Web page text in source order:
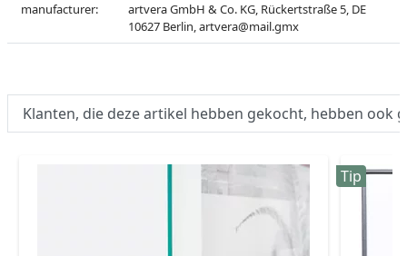
manufacturer:
artvera GmbH & Co. KG, Rückertstraße 5, DE
10627 Berlin,artvera@mail.gmx
Klanten, die deze artikel hebben gekocht, hebben ook
Tip